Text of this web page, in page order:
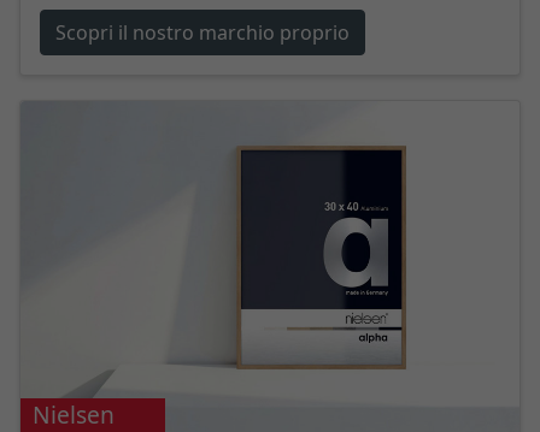
Scopri il nostro marchio proprio
Nielsen